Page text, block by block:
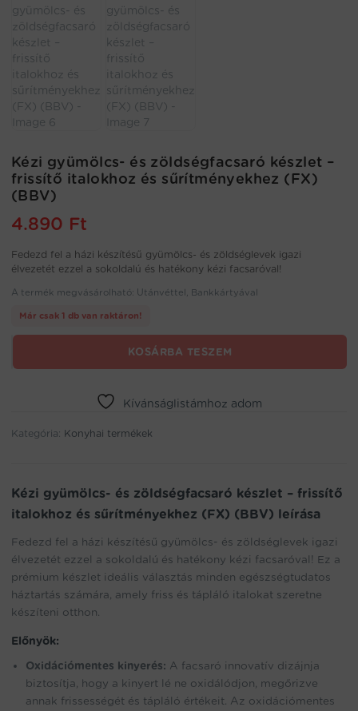
Kézi gyümölcs- és zöldségfacsaró készlet –
frissítő italokhoz és sűrítményekhez (FX)
(BBV)
4.890 Ft
Fedezd fel a házi készítésű gyümölcs- és zöldséglevek igazi
élvezetét ezzel a sokoldalú és hatékony kézi facsaróval!
A termék megvásárolható: Utánvéttel, Bankkártyával
Már csak 1 db van raktáron!
frissítő
sűrítményekhez
(BBV)
mennyiség
KOSÁRBA TESZEM
Kívánságlistámhoz adom
Kategória: Konyhai termékek
Kézi gyümölcs- és zöldségfacsaró készlet – frissítő
italokhoz és sűrítményekhez (FX) (BBV) leírása
Fedezd fel a házi készítésű gyümölcs- és zöldséglevek igazi
élvezetét ezzel a sokoldalú és hatékony kézi facsaróval! Ez a
prémium készlet ideális választás minden egészségtudatos
háztartás számára, amely friss és tápláló italokat szeretne
készíteni otthon.
Előnyök:
Oxidációmentes kinyerés: A facsaró innovatív dizájnja
biztosítja, hogy a kinyert lé ne oxidálódjon, megőrizve
annak frissességét és tápláló értékeit. Az oxidációmentes